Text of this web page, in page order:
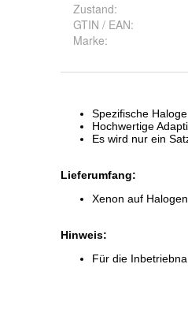
Zustand:
GTIN / EAN:
Marke: